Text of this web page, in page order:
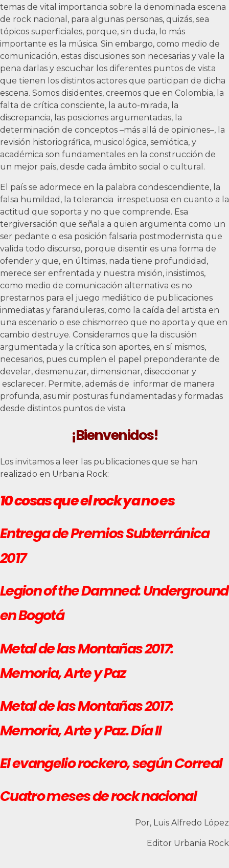
temas de vital importancia sobre la denominada escena
de rock nacional, para algunas personas, quizás, sea
tópicos superficiales, porque, sin duda, lo más
importante es la música. Sin embargo, como medio de
comunicación, estas discusiones son necesarias y vale la
pena darlas y escuchar los diferentes puntos de vista
que tienen los distintos actores que participan de dicha
escena. Somos disidentes, creemos que en Colombia, la
falta de crítica consciente, la auto-mirada, la
discrepancia, las posiciones argumentadas, la
determinación de conceptos –más allá de opiniones–, la
revisión historiográfica, musicológica, semiótica, y
académica son fundamentales en la construcción de
un mejor país, desde cada ámbito social o cultural.
El país se adormece en la palabra condescendiente, la
falsa humildad, la tolerancia irrespetuosa en cuanto a la
actitud que soporta y no que comprende. Esa
tergiversación que señala a quien argumenta como un
ser pedante o esa posición falsaria postmodernista que
valida todo discurso, porque disentir es una forma de
ofender y que, en últimas, nada tiene profundidad,
merece ser enfrentada y nuestra misión, insistimos,
como medio de comunicación alternativa es no
prestarnos para el juego mediático de publicaciones
inmediatas y faranduleras, como la caída del artista en
una escenario o ese chismorreo que no aporta y que en
cambio destruye. Consideramos que la discusión
argumentada y la crítica son aportes, en sí mismos,
necesarios, pues cumplen el papel preponderante de
develar, desmenuzar, dimensionar, diseccionar y
esclarecer. Permite, además de informar de manera
profunda, asumir posturas fundamentadas y formadas
desde distintos puntos de vista.
¡Bienvenidos!
Los invitamos a leer las publicaciones que se han
realizado en Urbania Rock:
10 cosas que el rock ya no es
Entrega de Premios Subterránica
2017
Legion of the Damned: Underground
en Bogotá
Metal de las Montañas 2017:
Memoria, Arte y Paz
Metal de las Montañas 2017:
Memoria, Arte y Paz. Día II
El evangelio rockero, según Correal
Cuatro meses de rock nacional
Por, Luis Alfredo López
Editor Urbania Rock